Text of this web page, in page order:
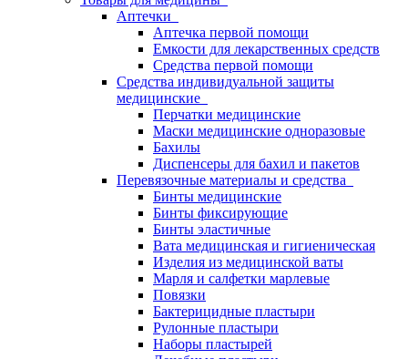
Аптечки
Аптечка первой помощи
Емкости для лекарственных средств
Средства первой помощи
Средства индивидуальной защиты
медицинские
Перчатки медицинские
Маски медицинские одноразовые
Бахилы
Диспенсеры для бахил и пакетов
Перевязочные материалы и средства
Бинты медицинские
Бинты фиксирующие
Бинты эластичные
Вата медицинская и гигиеническая
Изделия из медицинской ваты
Марля и салфетки марлевые
Повязки
Бактерицидные пластыри
Рулонные пластыри
Наборы пластырей